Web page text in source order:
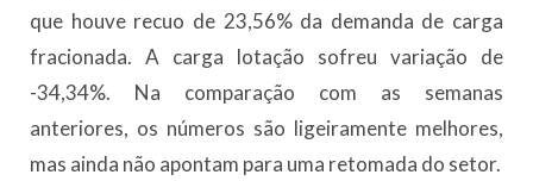
que houve recuo de 23,56% da demanda de carga
fracionada. A carga lotação sofreu variação de
-34,34%. Na comparação com as semanas
anteriores, os números são ligeiramente melhores,
mas ainda não apontam para uma retomada do setor.